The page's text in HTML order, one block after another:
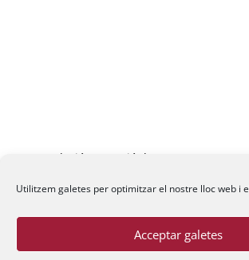
Utilitzem galetes per optimitzar el nostre lloc web i
Acceptar galetes
Fundació La Passió d’Esparreguera, 2026